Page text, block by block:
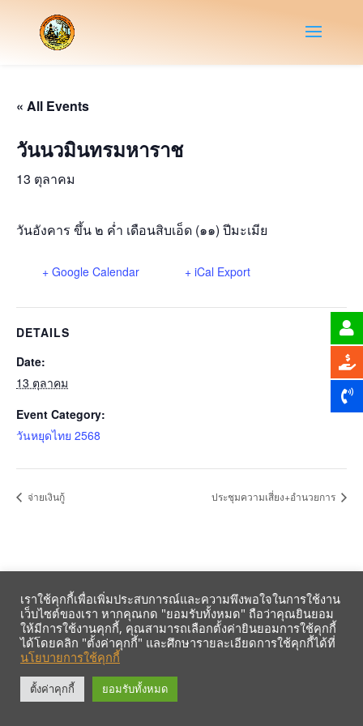
« All Events
วันนวมินทรมหาราช
13 ตุลาคม
วันอังคาร ขึ้น ๒ ค่ำ เดือนสิบเอ็ด (๑๑) ปีมะเมีย
+ Google Calendar + iCal Export
DETAILS
Date:
13 ตุลาคม
Event Category:
วันหยุดไทย 2568
จ่ายเงินกู้ ประชุมความเสี่ยง+อำนวยการ
รับข้อมูลข่าวสารจากสหกรณ์ฯ ผ่าน LINE ก่อนใคร คลิก!
เราใช้คุกกี้เพื่อเพิ่มประสบการณ์และความพึงพอใจในการใช้งาน
เว็บไซต์ของเรา หากคุณกด "ยอมรับทั้งหมด" ถือว่าคุณยินยอม
ให้มีการใช้งานคุกกี้, คุณสามารถเลือกตั้งค่ายินยอมการใช้คุกกี้
ได้โดยคลิก "ตั้งค่าคุกกี้" และศึกษารายละเอียดการใช้คุกกี้ได้ที่
นโยบายการใช้คุกกี้
ตั้งค่าคุกกี้ ยอมรับทั้งหมด